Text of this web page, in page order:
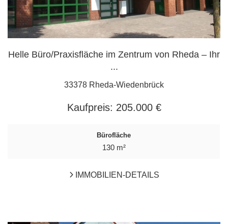
Helle Büro/Praxisfläche im Zentrum von Rheda – Ihr
...
33378 Rheda-Wiedenbrück
Kaufpreis: 205.000 €
Bürofläche
130 m²
IMMOBILIEN-DETAILS